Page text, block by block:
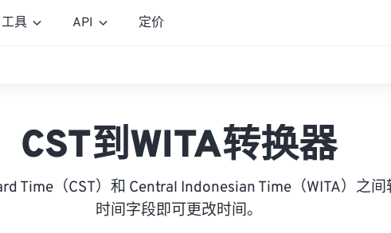
工具 API 定价
CST到WITA转换器
Time（CST）和 Central Indonesian Time（WITA）之
时间字段即可更改时间。